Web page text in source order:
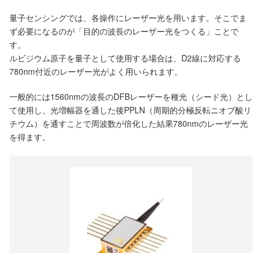
量子センシングでは、各操作にレーザー光を用います。そこでま
ず必要になるのが「目的の波長のレーザー光をつくる」ことで
す。
ルビジウム原子を量子として使用する場合は、D2線に対応する
780nm付近のレーザー光がよく用いられます。
一般的には1560nmの波長のDFBレーザーを種光（シード光）とし
て使用し、光増幅器を通した後PPLN（周期的分極反転ニオブ酸リ
チウム）を通すことで周波数が倍化した結果780nmのレーザー光
を得ます。